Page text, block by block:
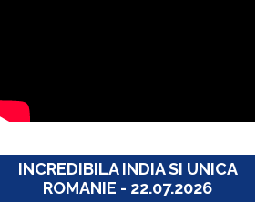
INCREDIBILA INDIA SI UNICA
ROMANIE - 22.07.2026